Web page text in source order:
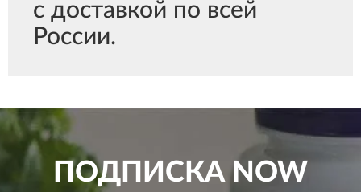
с доставкой по всей
России.
ПОДПИСКАNOW